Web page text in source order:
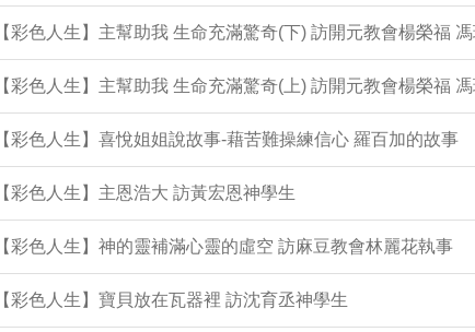
彩色人生】主幫助我 生命充滿驚奇(下) 訪開元教會楊榮福
彩色人生】主幫助我 生命充滿驚奇(上) 訪開元教會楊榮福
彩色人生】喜悅姐姐說故事-藉苦難操練信心 羅百加的故事
彩色人生】主恩浩大 訪黃宏恩神學生
彩色人生】神的靈補滿心靈的虛空 訪麻豆教會林麗花執事
彩色人生】寶貝放在瓦器裡 訪沈育丞神學生